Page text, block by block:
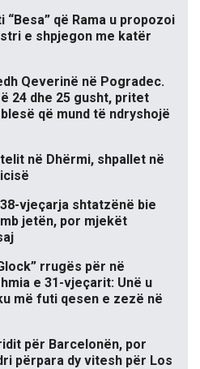
që Rama u propozoi
e shpjegon me katër
Qeverinë në Pogradec.
24 dhe 25 gusht, pritet
që mund të ndryshojë
në Dhërmi, shpallet në
vjeçarja shtatzënë bie
jetën, por mjekët
rrugës për në
e 31-vjeçarit: Unë u
më futi qesen e zezë në
për Barcelonën, por
përpara dy vitesh për Los